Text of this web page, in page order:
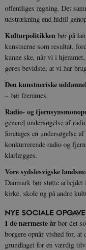
offentliges regning. Det
udstrækning end hidtil
Kulturpolitikken bør på
kunstnerne som resultat,
kunne ske, når vi i
gøres bevidste, at vi har
Den kunstneriske
– bør fremmes.
Radio- og
generel undersøgelse af
foretages en undersøgelse
konkurrerende radio og
klarlægges.
Vore sydslesvigske
Danmark bør støtte
kirke, skole og på andre
NYE SOCIALE
I de nærmeste år bør det
borgere opnår vished for,
grundlaget for en værdig